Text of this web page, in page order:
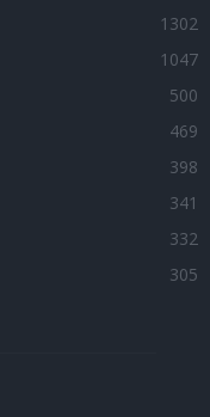
1302
1047
500
469
398
341
332
305